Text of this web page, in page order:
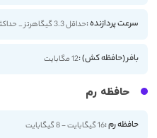
سرعت پردازنده :حداقل 3.3 گیگاهرتز _ حداکثر 4.4 گیگاهرتز
بافر (حافظه کش) :12 مگابایت
حافظه رم
حافظه رم :16 گیگابایت - 8 گیگابایت